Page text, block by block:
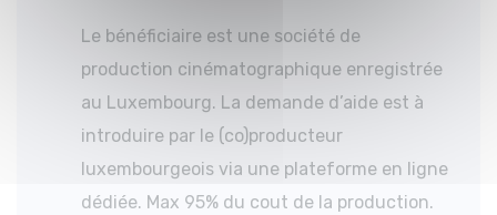
Le bénéficiaire est une société de
production cinématographique enregistrée
au Luxembourg. La demande d’aide est à
introduire par le (co)producteur
luxembourgeois via une plateforme en ligne
dédiée. Max 95% du cout de la production.